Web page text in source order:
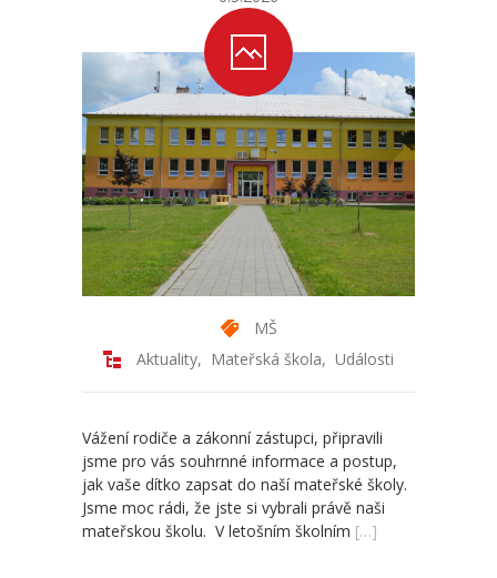
-- Odhlášení stravy
-- Vnitřní řád ŠJ
-- Seznam alergenů
O nás
-- Úřední deska a dokumenty
-- Klub rodičů
-- Školská rada ZŠ Chvalčov
-- Školní poradenské pracoviště ZŠ a MŠ
-- Dotační programy
-- GDPR
-- Sportovní areál
MŠ
Aktuality, Mateřská škola, Události
Vážení rodiče a zákonní zástupci, připravili
jsme pro vás souhrnné informace a postup,
jak vaše dítko zapsat do naší mateřské školy.
Jsme moc rádi, že jste si vybrali právě naši
mateřskou školu. V letošním školním […]